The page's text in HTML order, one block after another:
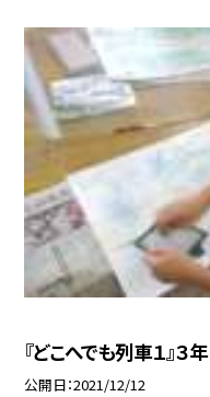
『どこへでも列車１』３年
公開日 2021/12/12